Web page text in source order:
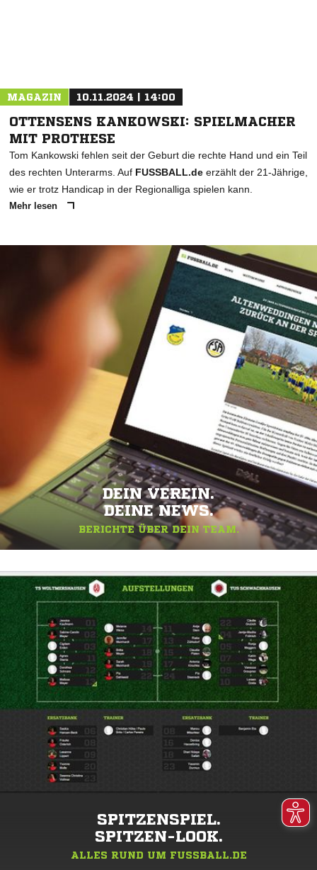
MAGAZIN 10.11.2024 | 14:00
OTTENSENS KANKOWSKI: SPIELMACHER
MIT PROTHESE
Tom Kankowski fehlen seit der Geburt die rechte Hand und ein Teil
des rechten Unterarms. Auf FUSSBALL.de erzählt der 21-Jährige,
wie er trotz Handicap in der Regionalliga spielen kann.
Mehr lesen
DEIN VEREIN.
DEINE NEWS.
BERICHTE ÜBER DEIN TEAM.
SPITZENSPIEL.
SPITZEN-LOOK.
ALLES RUND UM FUSSBALL.DE